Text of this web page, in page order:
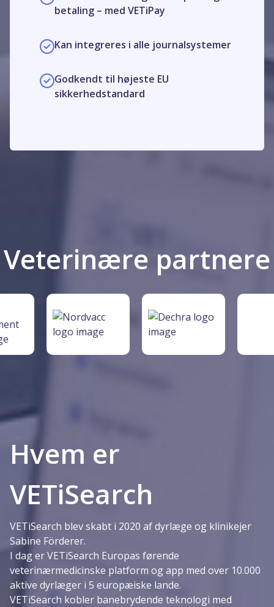
betaling – med VETiPay
Kan integreres i alle journalsystemer
Godkendt til højeste EU
sikkerhedstandard
Veterinære partnere
Hvem er
VETiSearch
VETiSearch blev skabt i 2020 af dyrlæge og klinikejer
Sabine Förderer.
I dag er VETiSearch Europas førende
veterinærmedicinske platform og app med over 10.000
aktive dyrlæger i 5 europæiske lande.
VETiSearch kobler banebrydende teknologi med